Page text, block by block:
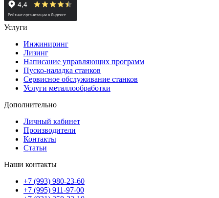
Услуги
Инжиниринг
Лизинг
Написание управляющих программ
Пуско-наладка станков
Сервисное обслуживание станков
Услуги металлообработки
Дополнительно
Личный кабинет
Производители
Контакты
Статьи
Наши контакты
+7 (993) 980-23-60
+7 (995) 911-97-00